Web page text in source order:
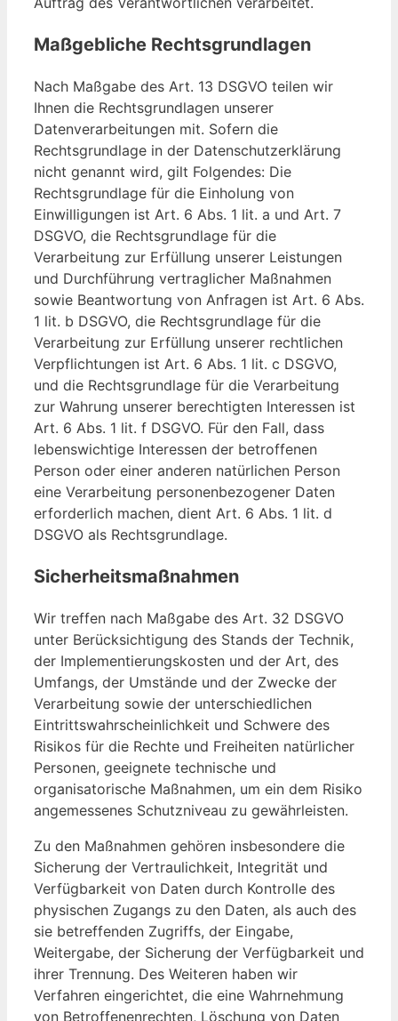
Maßgebliche Rechtsgrundlagen
Nach Maßgabe des Art. 13 DSGVO teilen wir
Ihnen die Rechtsgrundlagen unserer
Datenverarbeitungen mit. Sofern die
Rechtsgrundlage in der Datenschutzerklärung
nicht genannt wird, gilt Folgendes: Die
Rechtsgrundlage für die Einholung von
Einwilligungen ist Art. 6 Abs. 1 lit. a und Art. 7
DSGVO, die Rechtsgrundlage für die
Verarbeitung zur Erfüllung unserer Leistungen
und Durchführung vertraglicher Maßnahmen
sowie Beantwortung von Anfragen ist Art. 6 Abs.
1 lit. b DSGVO, die Rechtsgrundlage für die
Verarbeitung zur Erfüllung unserer rechtlichen
Verpflichtungen ist Art. 6 Abs. 1 lit. c DSGVO,
und die Rechtsgrundlage für die Verarbeitung
zur Wahrung unserer berechtigten Interessen ist
Art. 6 Abs. 1 lit. f DSGVO. Für den Fall, dass
lebenswichtige Interessen der betroffenen
Person oder einer anderen natürlichen Person
eine Verarbeitung personenbezogener Daten
erforderlich machen, dient Art. 6 Abs. 1 lit. d
DSGVO als Rechtsgrundlage.
Sicherheitsmaßnahmen
Wir treffen nach Maßgabe des Art. 32 DSGVO
unter Berücksichtigung des Stands der Technik,
der Implementierungskosten und der Art, des
Umfangs, der Umstände und der Zwecke der
Verarbeitung sowie der unterschiedlichen
Eintrittswahrscheinlichkeit und Schwere des
Risikos für die Rechte und Freiheiten natürlicher
Personen, geeignete technische und
organisatorische Maßnahmen, um ein dem Risiko
angemessenes Schutzniveau zu gewährleisten.
Zu den Maßnahmen gehören insbesondere die
Sicherung der Vertraulichkeit, Integrität und
Verfügbarkeit von Daten durch Kontrolle des
physischen Zugangs zu den Daten, als auch des
sie betreffenden Zugriffs, der Eingabe,
Weitergabe, der Sicherung der Verfügbarkeit und
ihrer Trennung. Des Weiteren haben wir
Verfahren eingerichtet, die eine Wahrnehmung
von Betroffenenrechten, Löschung von Daten